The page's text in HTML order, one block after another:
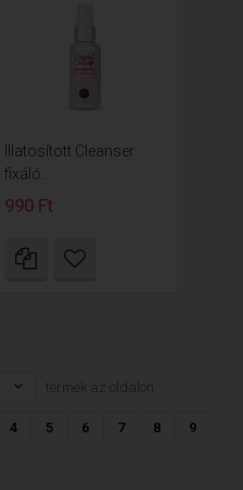
Illatosított Cleanser
fixáló...
990 Ft
termék az oldalon
4 5 6 7 8 9